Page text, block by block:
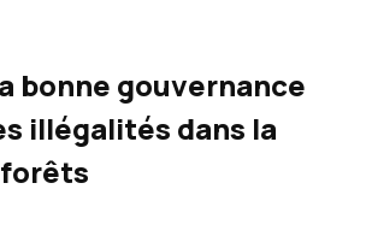
bonne gouvernance
illégalités dans la